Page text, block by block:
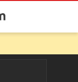
104 şüpheliyi